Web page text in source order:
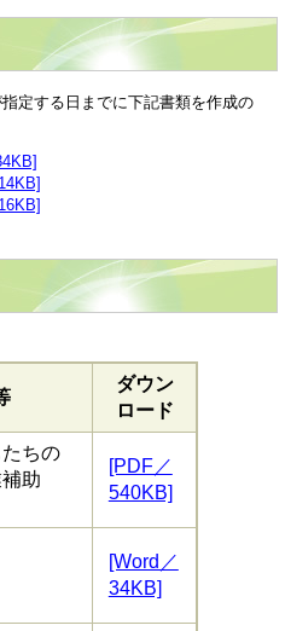
定する日までに下記書類を作成の
ダウン
ロード
ちの
助
[PDF／
540KB]
[Word／
34KB]